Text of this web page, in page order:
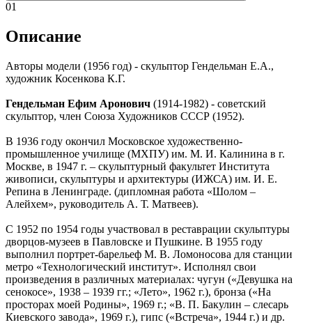
01
Описание
Авторы модели (1956 год) - скульптор Гендельман Е.А.,
художник Косенкова К.Г.
Гендельман Ефим Аронович (1914-1982) - советский
скульптор, член Союза Художников СССР (1952).
В 1936 году окончил Московское художественно-
промышленное училище (МХПУ) им. М. И. Калинина в г.
Москве, в 1947 г. – скульптурный факультет Института
живописи, скульптуры и архитектуры (ИЖСА) им. И. Е.
Репина в Ленинграде. (дипломная работа «Шолом –
Алейхем», руководитель А. Т. Матвеев).
С 1952 по 1954 годы участвовал в реставрации скульптуры
дворцов-музеев в Павловске и Пушкине. В 1955 году
выполнил портрет-барельеф М. В. Ломоносова для станции
метро «Технологический институт». Исполнял свои
произведения в различных материалах: чугун («Девушка на
сенокосе», 1938 – 1939 гг.; «Лето», 1962 г.), бронза («На
просторах моей Родины», 1969 г.; «В. П. Бакулин – слесарь
Киевского завода», 1969 г.), гипс («Встреча», 1944 г.) и др.